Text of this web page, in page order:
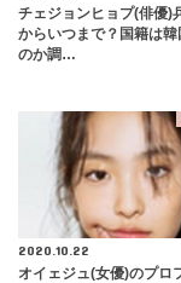
チェジョンヒョプ(俳優)
からいつまで？国籍は
のか調…
2020.10.22
オイェジュ(女優)のプロ